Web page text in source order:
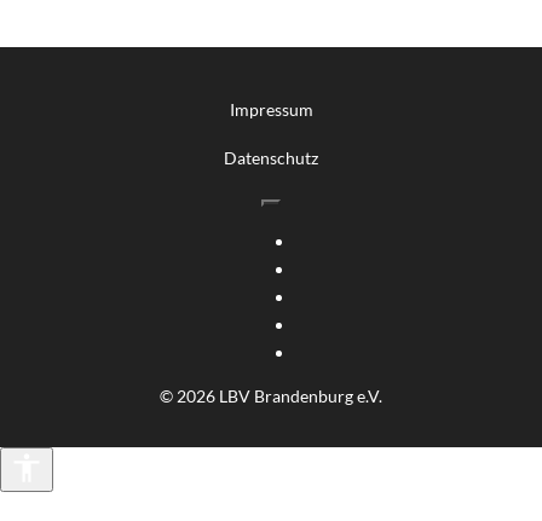
© 2026 LBV Brandenburg e.V.
Impressum
Datenschutz
Barrierefreiheit